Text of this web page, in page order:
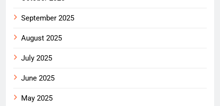
September 2025
August 2025
July 2025
June 2025
May 2025